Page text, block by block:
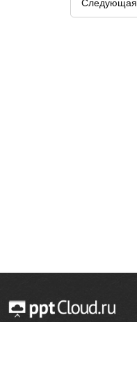
Следующая